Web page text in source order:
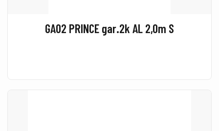
GA02 PRINCE gar.2k AL 2,0m S